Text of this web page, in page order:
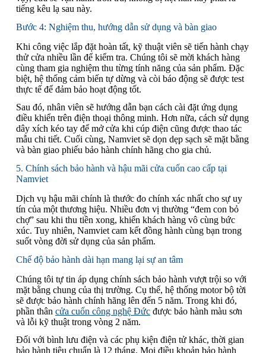
tiếng kêu lạ sau này.
Bước 4: Nghiệm thu, hướng dẫn sử dụng và bàn giao
Khi công việc lắp đặt hoàn tất, kỹ thuật viên sẽ tiến hành chạy
thử cửa nhiều lần để kiểm tra. Chúng tôi sẽ mời khách hàng
cùng tham gia nghiệm thu từng tính năng của sản phẩm. Đặc
biệt, hệ thống cảm biến tự dừng và còi báo động sẽ được test
thực tế để đảm bảo hoạt động tốt.
Sau đó, nhân viên sẽ hướng dẫn bạn cách cài đặt ứng dụng
điều khiển trên điện thoại thông minh. Hơn nữa, cách sử dụng
dây xích kéo tay để mở cửa khi cúp điện cũng được thao tác
mẫu chi tiết. Cuối cùng, Namviet sẽ dọn dẹp sạch sẽ mặt bằng
và bàn giao phiếu bảo hành chính hãng cho gia chủ.
5. Chính sách bảo hành và hậu mãi cửa cuốn cao cấp tại
Namviet
Dịch vụ hậu mãi chính là thước đo chính xác nhất cho sự uy
tín của một thương hiệu. Nhiều đơn vị thường “đem con bỏ
chợ” sau khi thu tiền xong, khiến khách hàng vô cùng bức
xúc. Tuy nhiên, Namviet cam kết đồng hành cùng bạn trong
suốt vòng đời sử dụng của sản phẩm.
Chế độ bảo hành dài hạn mang lại sự an tâm
Chúng tôi tự tin áp dụng chính sách bảo hành vượt trội so với
mặt bằng chung của thị trường. Cụ thể, hệ thống motor bộ tời
sẽ được bảo hành chính hãng lên đến 5 năm. Trong khi đó,
phần thân cửa cuốn công nghệ Đứcđược bảo hành màu sơn
và lỗi kỹ thuật trong vòng 2 năm.
Đối với bình lưu điện và các phụ kiện điện tử khác, thời gian
bảo hành tiêu chuẩn là 12 tháng. Mọi điều khoản bảo hành